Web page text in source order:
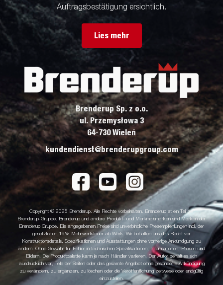
Auftragsbestätigung ersichtlich.
Lies mehr
Brenderup Sp. z o.o.
ul. Przemysłowa 3
64-730 Wieleń
kundendienst@brenderupgroup.com
Copyright © 2025 Brenderup. Alle Rechte vorbehalten. Brenderup ist ein Teil der
Brenderup-Gruppe. Brenderup und andere Produkt- und Merkmalsmarken sind Marken der
Brenderup Gruppe. Die angegebenen Preise sind unverbindliche Preisempfehlungen incl. der
gesetzlichen 19% Mehrwertsteuer ab Werk. Wir behalten uns das Recht vor
Konstruktionsdetails, Spezifikationen und Ausstattungen ohne vorherige Ankündigung zu
ändern. Ohne Gewähr für Fehler in technischen Spezifikationen, Informationen, Preisen und
Bildern. Die Produktpalette kann je nach Händler variieren. Der Autor behält es sich
ausdrücklich vor, Teile der Seiten oder das gesamte Angebot ohne gesonderte Ankündigung
zu verändern, zu ergänzen, zu löschen oder die Veröffentlichung zeitweise oder endgültig
einzustellen.